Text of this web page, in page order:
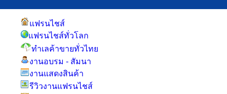
แฟรนไชส์
แฟรนไชส์ทั่วโลก
ทำเลค้าขายทั่วไทย
งานอบรม - สัมนา
งานแสดงสินค้า
รีวิวงานแฟรนไชส์